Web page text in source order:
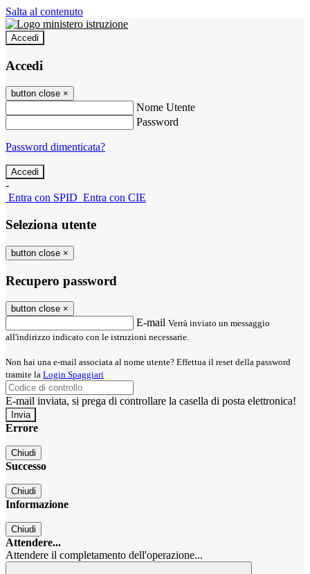
Salta al contenuto
Accedi
Accedi
button close ×
Nome Utente
Password
Password dimenticata?
-
Entra con SPID Entra con CIE
Seleziona utente
button close ×
Recupero password
button close ×
E-mail Verrà inviato un messaggio
all'indirizzo indicato con le istruzioni necessarie.
Non hai una e-mail associata al nome utente? Effettua il reset della password
tramite la Login Spaggiari
E-mail inviata, si prega di controllare la casella di posta elettronica!
Errore
Chiudi
Successo
Chiudi
Informazione
Chiudi
Attendere...
Attendere il completamento dell'operazione...